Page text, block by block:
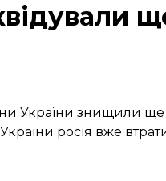
України знищили
росія вже